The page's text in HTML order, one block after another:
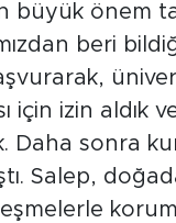
büyük önem
beri
için izin
Daha sonra
Salep,